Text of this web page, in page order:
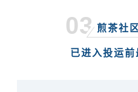
03 煎茶社
已进入投运